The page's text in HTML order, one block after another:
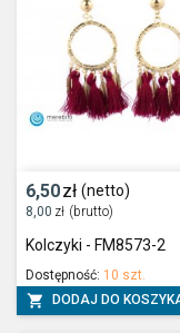
6,50zł (netto)
8,00 zł (brutto)
Kolczyki - FM8573-2
Dostępność: 10 szt.
 DODAJ DO